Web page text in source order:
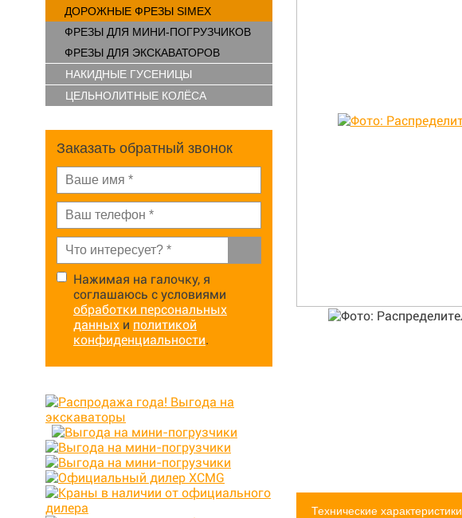
ДОРОЖНЫЕ ФРЕЗЫ SIMEX
ФРЕЗЫ ДЛЯ МИНИ-ПОГРУЗЧИКОВ
ФРЕЗЫ ДЛЯ ЭКСКАВАТОРОВ
НАКИДНЫЕ ГУСЕНИЦЫ
ЦЕЛЬНОЛИТНЫЕ КОЛЁСА
Заказать обратный звонок
Нажимая на галочку, я
соглашаюсь с условиями
обработки персональных
данных и политикой
конфиденциальности.
Технические характеристики